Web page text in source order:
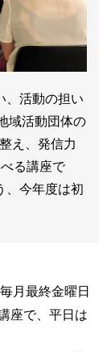
、活動の担い
域活動団体の
え、発信力
る講座で
、今年度は初
月最終金曜日
座で、平日は